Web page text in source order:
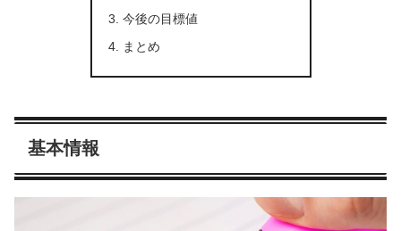
今後の目標値
まとめ
基本情報